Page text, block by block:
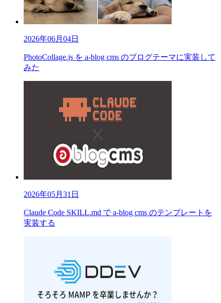
2026年06月04日
PhotoCollage.js を a-blog cms のブログテーマに実装して
みた
2026年05月31日
Claude Code SKILL.md で a-blog cms のテンプレートを
実装する